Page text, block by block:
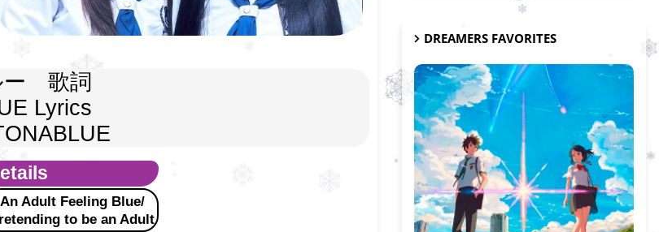
　歌詞
Lyrics
An Adult Feeling Blue/
to be an Adult
DREAMERS FAVORITES